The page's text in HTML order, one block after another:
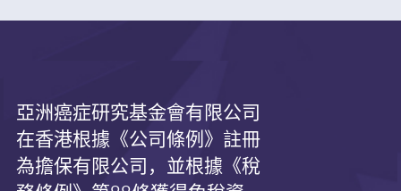
亞洲癌症研究基金會有限公司
在香港根據《公司條例》註冊
為擔保有限公司，並根據《稅